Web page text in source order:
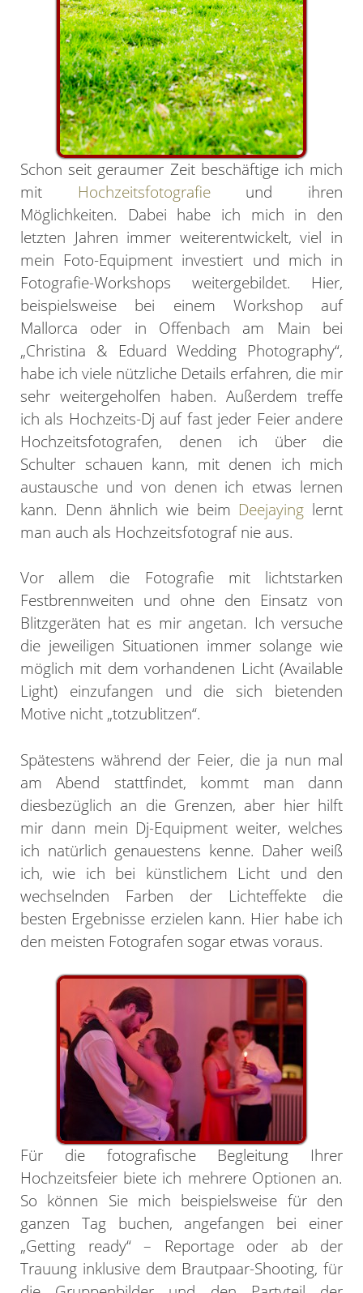
Schon seit geraumer Zeit beschäftige ich mich
mit Hochzeitsfotografieund ihren
Möglichkeiten. Dabei habe ich mich in den
letzten Jahren immer weiterentwickelt, viel in
mein Foto-Equipment investiert und mich in
Fotografie-Workshops weitergebildet. Hier,
beispielsweise bei einem Workshop auf
Mallorca oder in Offenbach am Main bei
„Christina & Eduard Wedding Photography“,
habe ich viele nützliche Details erfahren, die mir
sehr weitergeholfen haben. Außerdem treffe
ich als Hochzeits-Dj auf fast jeder Feier andere
Hochzeitsfotografen, denen ich über die
Schulter schauen kann, mit denen ich mich
austausche und von denen ich etwas lernen
kann. Denn ähnlich wie beim Deejaying lernt
man auch als Hochzeitsfotograf nie aus.
Vor allem die Fotografie mit lichtstarken
Festbrennweiten und ohne den Einsatz von
Blitzgeräten hat es mir angetan. Ich versuche
die jeweiligen Situationen immer solange wie
möglich mit dem vorhandenen Licht (Available
Light) einzufangen und die sich bietenden
Motive nicht „totzublitzen“.
Spätestens während der Feier, die ja nun mal
am Abend stattfindet, kommt man dann
diesbezüglich an die Grenzen, aber hier hilft
mir dann mein Dj-Equipment weiter, welches
ich natürlich genauestens kenne. Daher weiß
ich, wie ich bei künstlichem Licht und den
wechselnden Farben der Lichteffekte die
besten Ergebnisse erzielen kann. Hier habe ich
den meisten Fotografen sogar etwas voraus.
Für die fotografische Begleitung Ihrer
Hochzeitsfeier biete ich mehrere Optionen an.
So können Sie mich beispielsweise für den
ganzen Tag buchen, angefangen bei einer
„Getting ready“ – Reportage oder ab der
Trauung inklusive dem Brautpaar-Shooting, für